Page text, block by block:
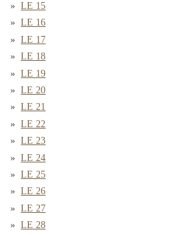
LE 15
LE 16
LE 17
LE 18
LE 19
LE 20
LE 21
LE 22
LE 23
LE 24
LE 25
LE 26
LE 27
LE 28